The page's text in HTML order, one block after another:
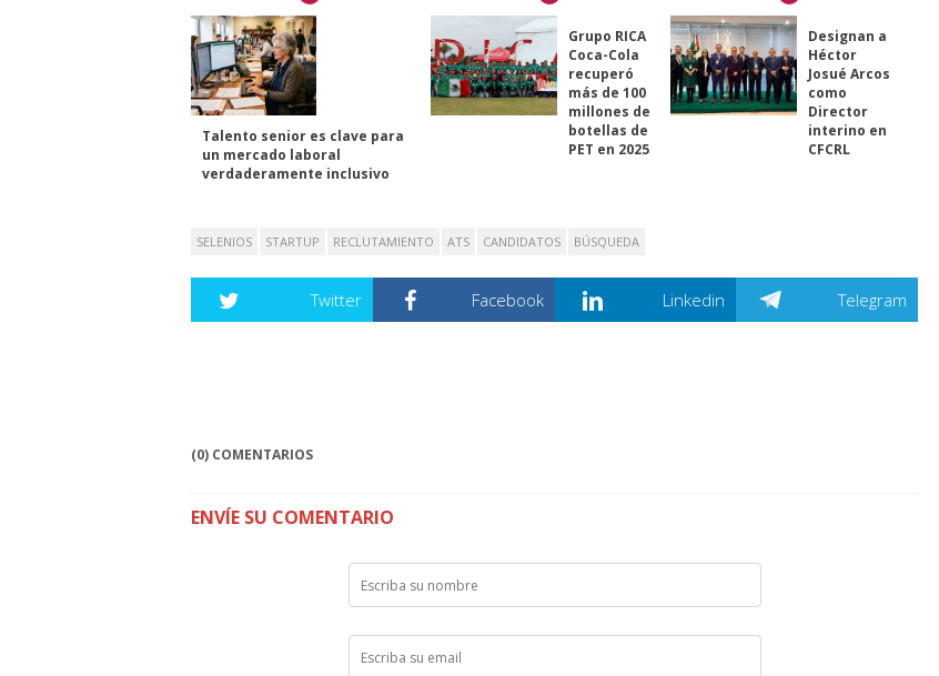
Talento senior es clave para
un mercado laboral
verdaderamente inclusivo
Grupo RICA
Coca-Cola
recuperó
más de 100
millones de
botellas de
PET en 2025
Designan a
Héctor
Josué Arcos
como
Director
interino en
CFCRL
SELENIOS STARTUP RECLUTAMIENTO ATS CANDIDATOS BÚSQUEDA
Twitter Facebook Linkedin Telegram
(0) COMENTARIOS
ENVÍE SU COMENTARIO